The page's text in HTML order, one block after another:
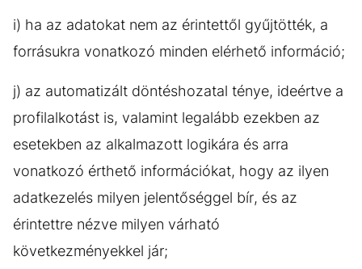
i) ha az adatokat nem az érintettől gyűjtötték, a
forrásukra vonatkozó minden elérhető információ;
j) az automatizált döntéshozatal ténye, ideértve a
profilalkotást is, valamint legalább ezekben az
esetekben az alkalmazott logikára és arra
vonatkozó érthető információkat, hogy az ilyen
adatkezelés milyen jelentőséggel bír, és az
érintettre nézve milyen várható
következményekkel jár;